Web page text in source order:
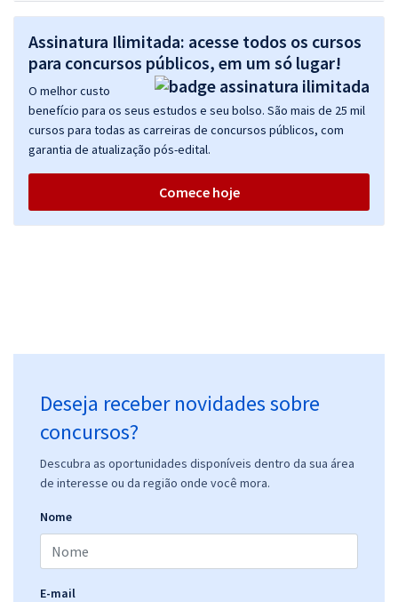
Assinatura Ilimitada: acesse todos os cursos
para concursos públicos, em um só lugar!
O melhor custo
benefício para os seus estudos e seu bolso. São mais de 25 mil
cursos para todas as carreiras de concursos públicos, com
garantia de atualização pós-edital.
Comece hoje
Deseja receber novidades sobre
concursos?
Descubra as oportunidades disponíveis dentro da sua área
de interesse ou da região onde você mora.
Nome
E-mail